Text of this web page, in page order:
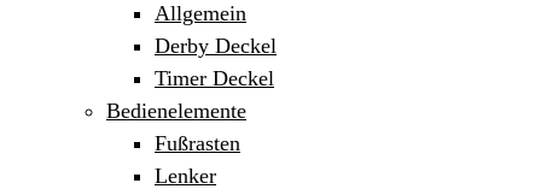
Allgemein
Derby Deckel
Timer Deckel
Bedienelemente
Fußrasten
Lenker